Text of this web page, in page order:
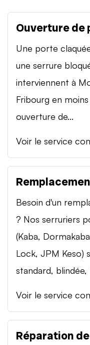
Ouverture de
Une porte
une serrure
interviennent à
Fribourg en
ouverture de...
Voir le service
Besoin d'un
? Nos serruriers
(Kaba,
Lock, JPM Keso)
standard, blindée,
Voir le service
Réparation